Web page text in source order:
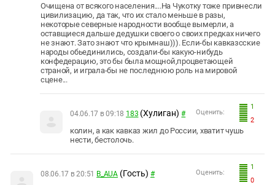
Очищена от всякого населения....На Чукотку тоже привнесли
цивилизацию, да так, что их стало меньше в разы,
некоторые северные народности вообще вымерли, а
оставщиеся дальше дедушки своего о своих предках ничего
не знают. Зато знают что крымнаш))). Если-бы кавказсские
народы обьединились, создали-бы какую-нибудь
конфедерацию, это бы была мощной,процветающей
страной, и играла-бы не последнюю роль на мировой
сцене...
1
2
Оценить:
04.06.17 в 09:18 183 (Хулиган) #
колин, а как кавказ жил до России, хватит чушь
нести, бестолочь.
1
0
Оценить:
08.06.17 в 20:51 B_AUA (Гость) #